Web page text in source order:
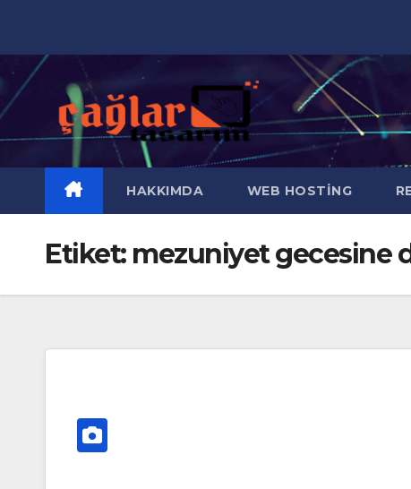
content
HAKKIMDA WEB HOSTING
Etiket: mezuniyet gecesine